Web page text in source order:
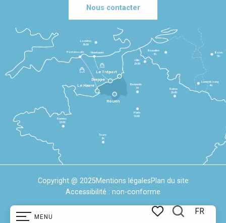
MENU
FR
Nous contacter
Le Havre
Dieppe
Le Tréport
Rennes
2h30
Tours
3h
Paris
1h30
Beauvais
1h
Reims
2h45
Lille
2h30
Bruxelles
3h
Londres
3h30
Newhaven
Portsmouth
Bonn
5h
Luxembourg
4h
Rouen
Copyright @ 2025Mentions légalesPlan du site
Accessibilité : non-conforme